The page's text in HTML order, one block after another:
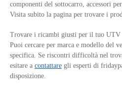
componenti del sottocarro, accessori
Visita subito la pagina per trovare i
Trovare i ricambi giusti per il tuo UTV
Puoi cercare per marca e modello del
specifica. Se riscontri difficoltà nel
esitare a contattare gli esperti di
disposizione.